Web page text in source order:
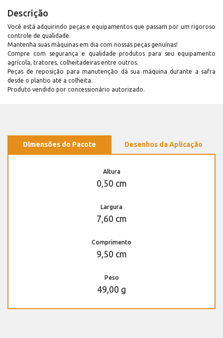
Descrição
Você está adquirindo peças e equipamentos que passam por um rigoroso
controle de qualidade.
Mantenha suas máquinas em dia com nossas peças genuínas!
Compre com segurança e qualidade produtos para seu equipamento
agrícola, tratores, colheitadeiras entre outros.
Peças de reposição para manutenção dá sua máquina durante a safra
desde o plantio até a colheita.
Produto vendido por concessionário autorizado.
Dimensões do Pacote Desenhos da Aplicação
Altura
0,50 cm
Largura
7,60 cm
Comprimento
9,50 cm
Peso
49,00 g